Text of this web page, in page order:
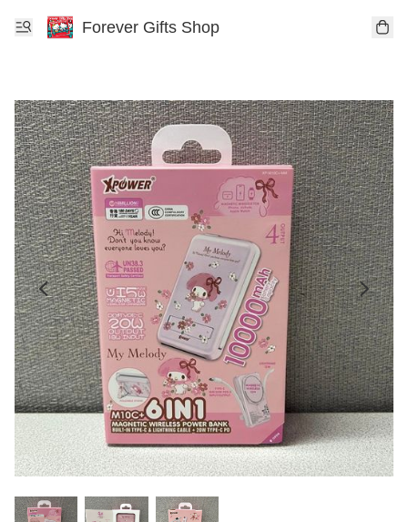
Forever Gifts Shop